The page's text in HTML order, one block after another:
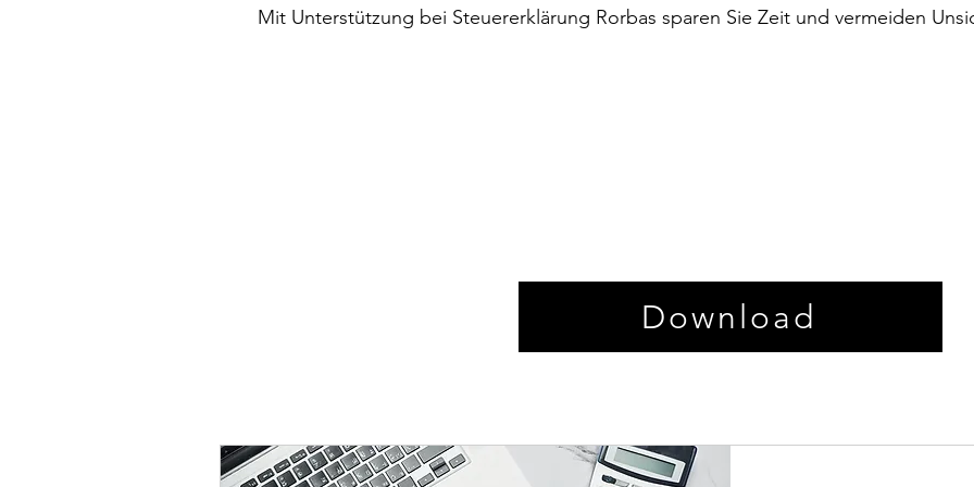
Mit Unterstützung bei Steuererklärung Rorbas sparen Sie Zeit und vermeiden
Download